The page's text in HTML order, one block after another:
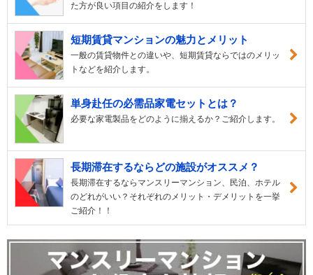
た方が良い項目の紹介をします！
短期賃貸マンションの魅力とメリット
一般の賃貸物件との違いや、短期賃貸ならではのメリッ
トなどを紹介します。
単身赴任の必需品家電セットとは？
必要な家電製品をどのように揃えるか？ご紹介します。
長期滞在するならどの施設がオススメ？
長期滞在するならマンスリーマンション、民泊、ホテル
のどれがいい？それぞれのメリット・デメリットを一挙
ご紹介！！